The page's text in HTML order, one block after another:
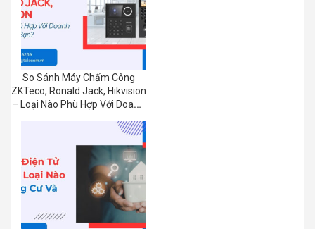
So Sánh Máy Chấm Công
ZKTeco, Ronald Jack, Hikvision
– Loại Nào Phù Hợp Với Doanh